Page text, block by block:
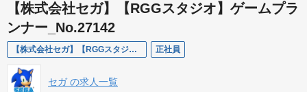
【株式会社セガ】【RGGスタジオ】ゲームプラ
ンナー_No.27142
【株式会社セガ】【RGGスタジオ】ゲームプランナー_No.27142 正社員
セガ の求人一覧